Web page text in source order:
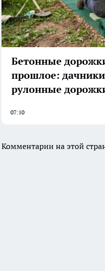
Бетонные
прошлое:
рулонные
07:10
Комментарии на этой